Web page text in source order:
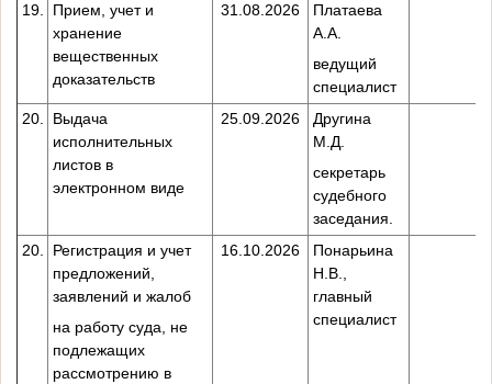
19.
Прием, учет и
хранение
вещественных
доказательств
31.08.2026
Платаева
А.А.
ведущий
специалист
20.
Выдача
исполнительных
листов в
электронном виде
25.09.2026
Другина
М.Д.
секретарь
судебного
заседания.
20.
Регистрация и учет
предложений,
заявлений и жалоб
на работу суда, не
подлежащих
рассмотрению в
16.10.2026
Понарьина
Н.В.,
главный
специалист